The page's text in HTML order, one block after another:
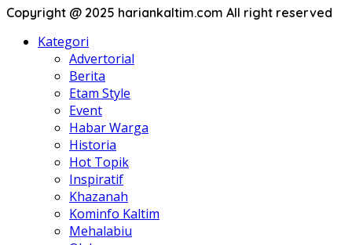
Copyright @ 2025 hariankaltim.com All right reserved
Kategori
Advertorial
Berita
Etam Style
Event
Habar Warga
Historia
Hot Topik
Inspiratif
Khazanah
Kominfo Kaltim
Mehalabiu